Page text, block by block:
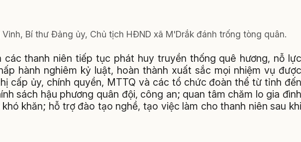
Bí thư Đảng ủy, Chủ tịch HĐND xã M'Drắk đánh trống tòng quân.
các thanh niên tiếp tục phát huy truyền thống quê hương, nỗ lực
hành nghiêm kỷ luật, hoàn thành xuất sắc mọi nhiệm vụ được
cấp ủy, chính quyền, MTTQ và các tổ chức đoàn thể từ tỉnh đến
sách hậu phương quân đội, công an; quan tâm chăm lo gia đình
khăn; hỗ trợ đào tạo nghề, tạo việc làm cho thanh niên sau khi